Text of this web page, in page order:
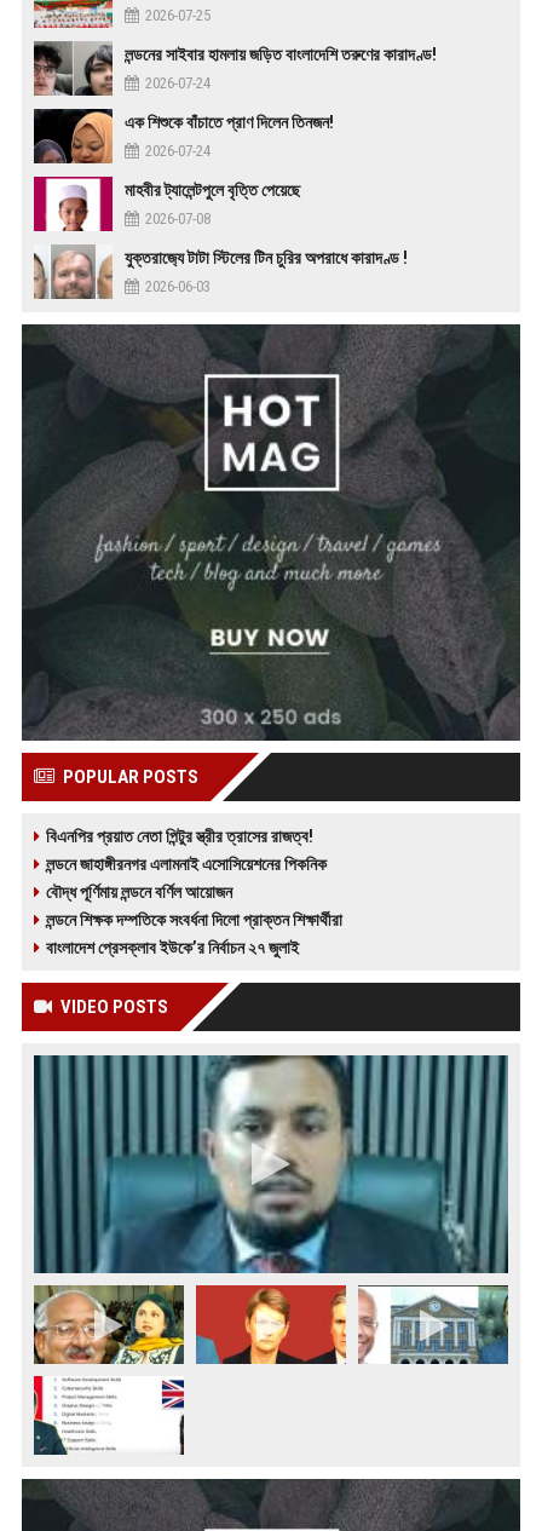
2026-07-25
লন্ডনের সাইবার হামলায় জড়িত বাংলাদেশি তরুণের কারাদণ্ড!
2026-07-24
এক শিশুকে বাঁচাতে প্রাণ দিলেন তিনজন!
2026-07-24
মাহবীর ট্যালেন্টপুলে বৃত্তি পেয়েছে
2026-07-08
যুক্তরাজ‍্যে টাটা স্টিলের টিন চুরির অপরাধে কারাদণ্ড !
2026-06-03
POPULAR POSTS
বিএনপির প্রয়াত নেতা পিন্টুর স্ত্রীর ত্রাসের রাজত্ব!
লন্ডনে জাহাঙ্গীরনগর এলামনাই এসোসিয়েশনের পিকনিক
বৌদ্ধ পূর্ণিমায় লন্ডনে বর্ণিল আয়োজন
লন্ডনে শিক্ষক দম্পতিকে সংবর্ধনা দিলো প্রাক্তন শিক্ষার্থীরা
বাংলাদেশ প্রেসক্লাব ইউকে’র নির্বাচন ২৭ জুলাই
VIDEO POSTS